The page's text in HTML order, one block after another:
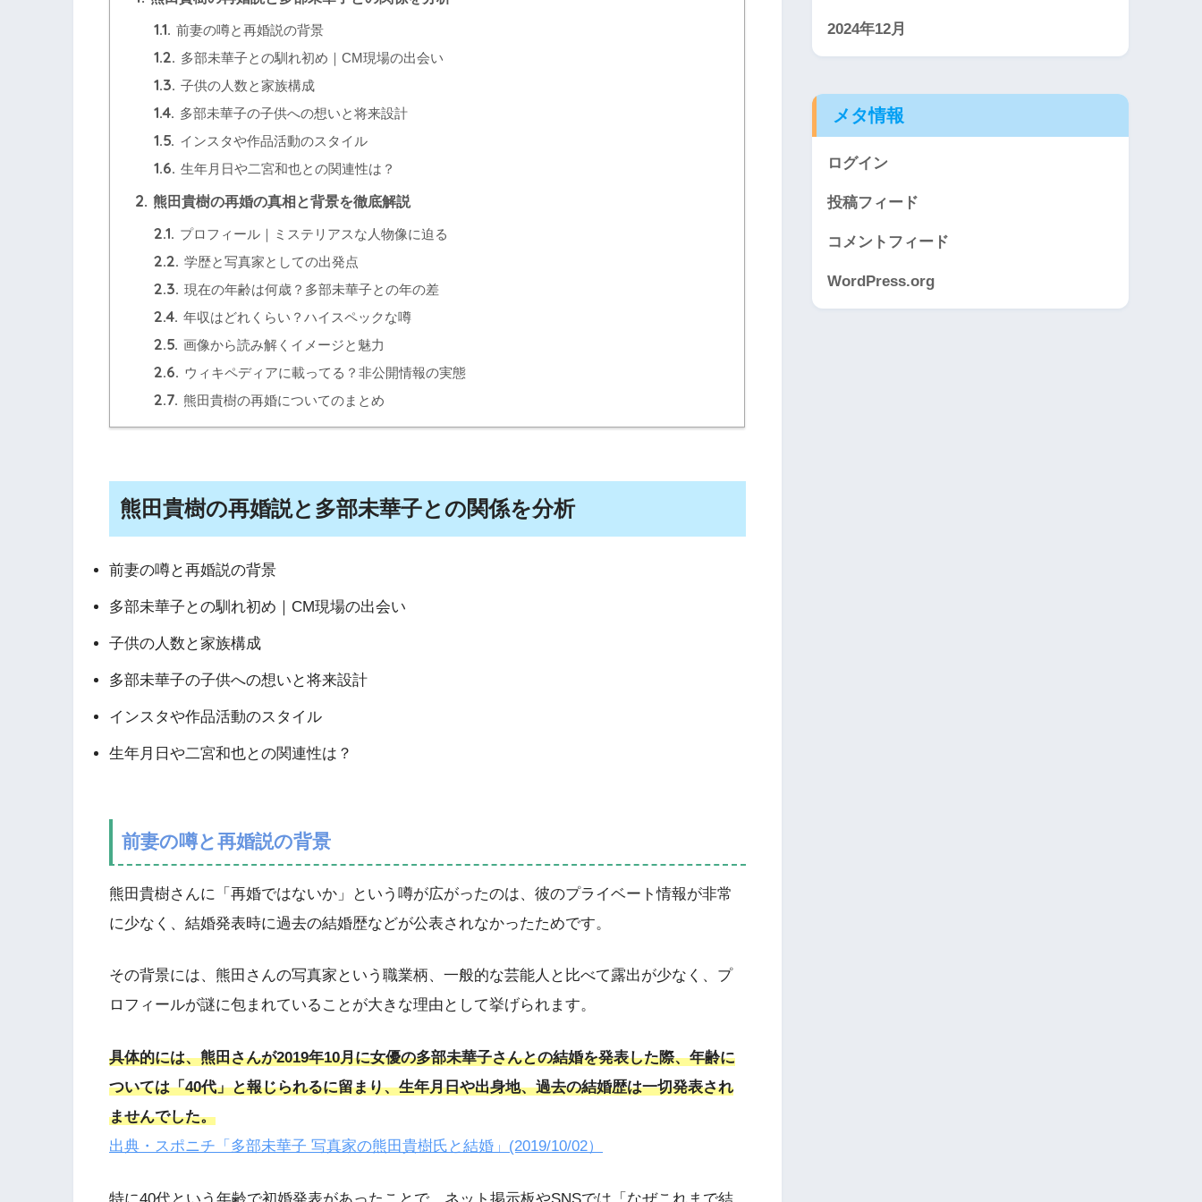
1.1. 前妻の噂と再婚説の背景
1.2. 多部未華子との馴れ初め｜CM現場の出会い
1.3. 子供の人数と家族構成
1.4. 多部未華子の子供への想いと将来設計
1.5. インスタや作品活動のスタイル
1.6. 生年月日や二宮和也との関連性は？
2. 熊田貴樹の再婚の真相と背景を徹底解説
2.1. プロフィール｜ミステリアスな人物像に迫る
2.2. 学歴と写真家としての出発点
2.3. 現在の年齢は何歳？多部未華子との年の差
2.4. 年収はどれくらい？ハイスペックな噂
2.5. 画像から読み解くイメージと魅力
2.6. ウィキペディアに載ってる？非公開情報の実態
2.7. 熊田貴樹の再婚についてのまとめ
熊田貴樹の再婚説と多部未華子との関係を分析
前妻の噂と再婚説の背景
多部未華子との馴れ初め｜CM現場の出会い
子供の人数と家族構成
多部未華子の子供への想いと将来設計
インスタや作品活動のスタイル
生年月日や二宮和也との関連性は？
前妻の噂と再婚説の背景
熊田貴樹さんに「再婚ではないか」という噂が広がったのは、彼のプライベート情報が非常
に少なく、結婚発表時に過去の結婚歴などが公表されなかったためです。
その背景には、熊田さんの写真家という職業柄、一般的な芸能人と比べて露出が少なく、プ
ロフィールが謎に包まれていることが大きな理由として挙げられます。
具体的には、熊田さんが2019年10月に女優の多部未華子さんとの結婚を発表した際、年齢に
ついては「40代」と報じられるに留まり、生年月日や出身地、過去の結婚歴は一切発表され
ませんでした。
出典・スポニチ「多部未華子 写真家の熊田貴樹氏と結婚」(2019/10/02）
2024年12月
メタ情報
ログイン
投稿フィード
コメントフィード
WordPress.org